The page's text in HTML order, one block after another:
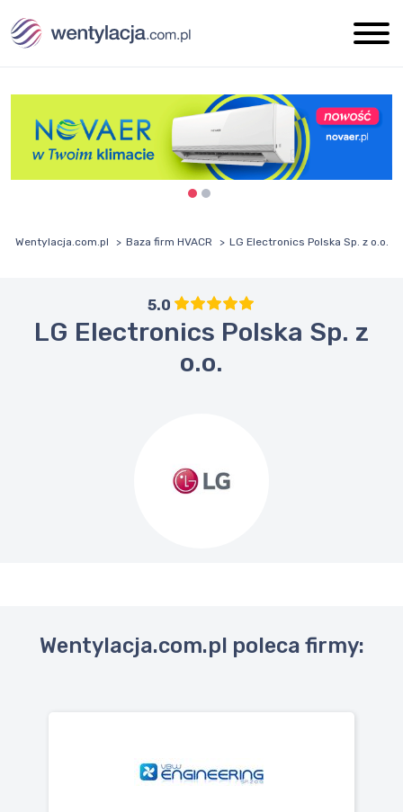
Wentylacja.com.pl Baza firm HVACR LG Electronics Polska Sp. z o.o.
5.0
LG Electronics Polska Sp. z
o.o.
Wentylacja.com.pl poleca firmy: